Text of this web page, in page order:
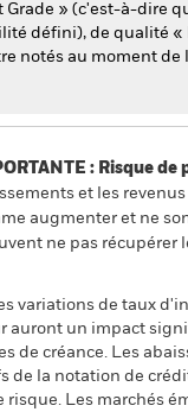
» (c'est-à-dire
défini), de qualité
notés au moment de
: Risque
et les
augmenter et ne
ne pas récupérer
variations de taux
auront un impact
de créance. Les
de la notation de
risque. Les marchés